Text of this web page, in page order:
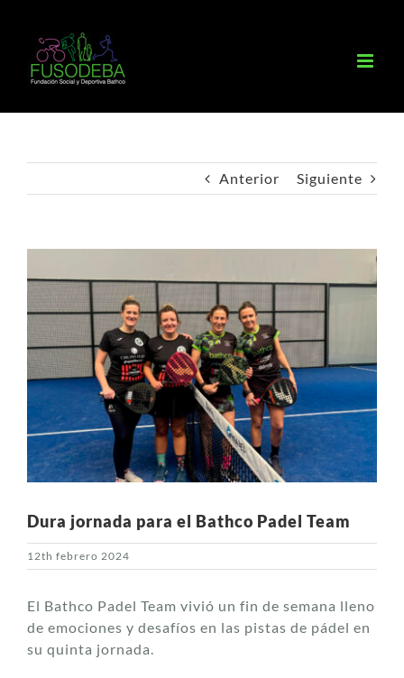
contenido
Anterior Siguiente
Dura jornada para el Bathco Padel Team
12th febrero 2024
El Bathco Padel Team vivió un fin de semana lleno
de emociones y desafíos en las pistas de pádel en
su quinta jornada.